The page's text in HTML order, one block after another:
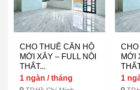
CHO THUÊ CĂN HỘ
MỚI XÂY – FULL NỘI
THẤT...
1 ngàn / tháng
MỚI
1